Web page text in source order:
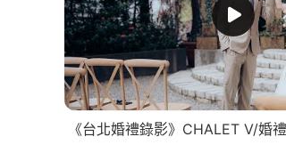
《台北婚禮錄影》CHALET V/婚